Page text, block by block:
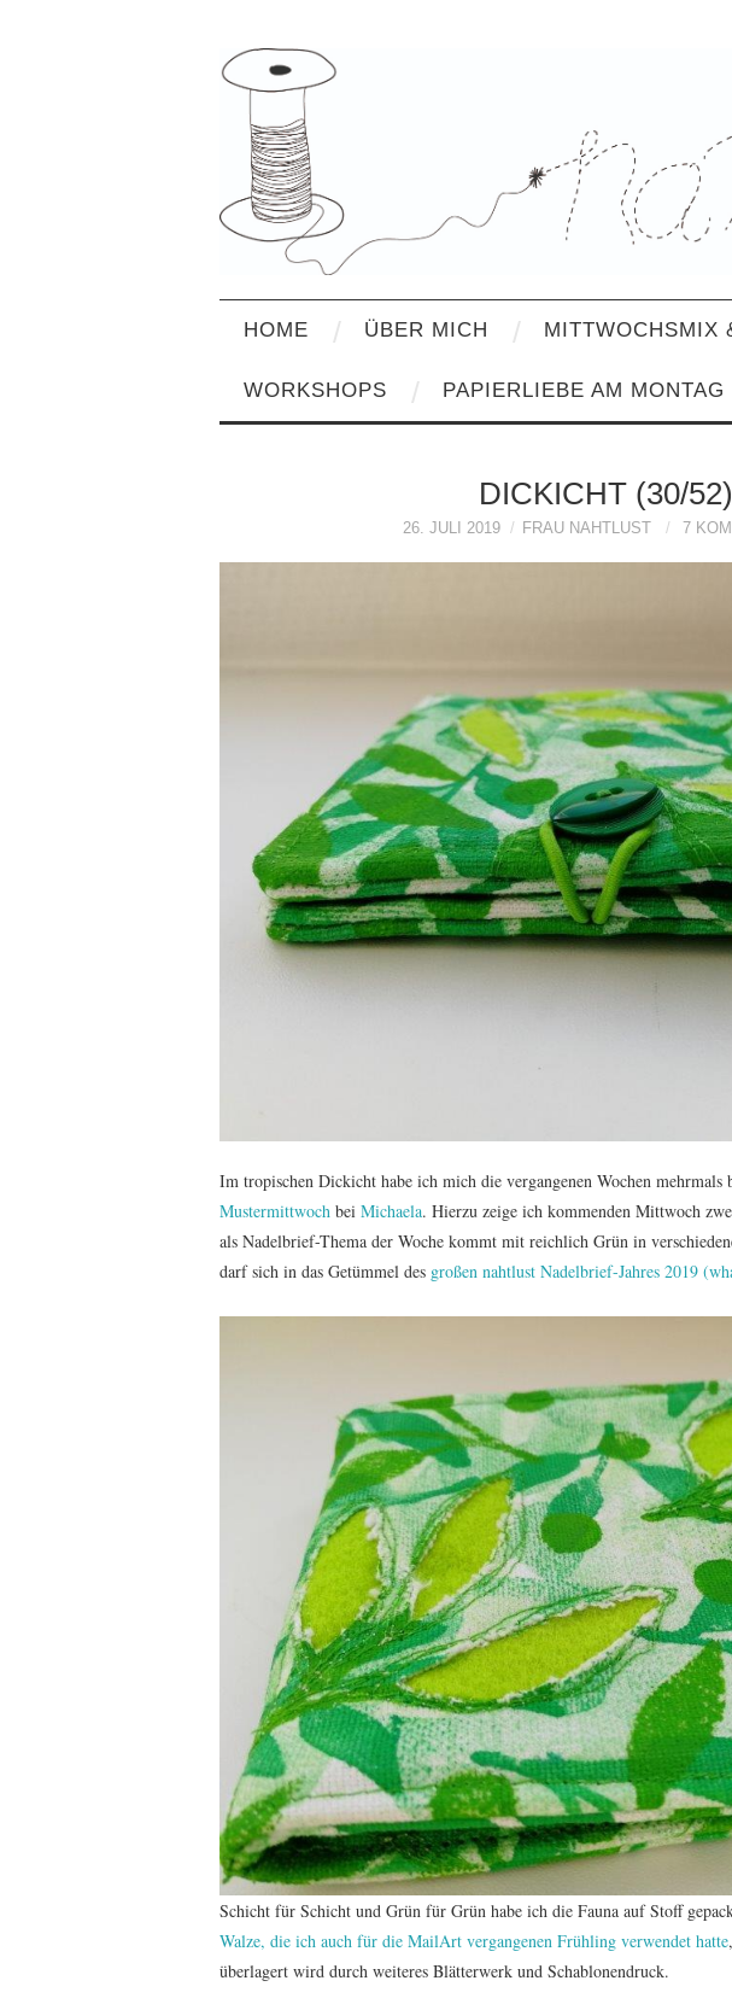
HOME ÜBER MICH MITTWOCHSMIX
WORKSHOPS PAPIERLIEBE AM MONTAG
DICKICHT (30/52)
26. JULI 2019 FRAU NAHTLUST 7
Im tropischen Dickicht habe ich mich die vergangenen Wochen
Mustermittwoch bei Michaela. Hierzu zeige ich kommenden Mittwoch
als Nadelbrief-Thema der Woche kommt mit reichlich Grün in
darf sich in das Getümmel des großen nahtlust Nadelbrief-Jahres 2019
Schicht für Schicht und Grün für Grün habe ich die Fauna auf Stoff
Walze, die ich auch für die MailArt vergangenen Frühling verwendet hatte
überlagert wird durch weiteres Blätterwerk und Schablonendruck.